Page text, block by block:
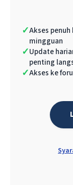
bila
dan
orang-
✓Akses
mingguan
✓Update
penting
✓Akses ke